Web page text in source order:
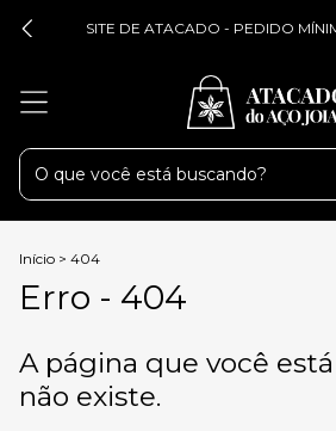
SITE DE ATACADO - PEDIDO
Início > 404
Erro - 404
A página que você
não existe.